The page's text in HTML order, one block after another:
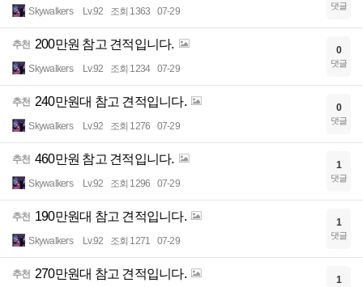
Skywalkers Lv.92 조회 1363 07-29 댓글
추천 200만원 참고 견적입니다.
Skywalkers Lv.92 조회 1234 07-29
0
댓글
추천 240만원대 참고 견적입니다.
Skywalkers Lv.92 조회 1276 07-29
0
댓글
추천 460만원 참고 견적입니다.
Skywalkers Lv.92 조회 1296 07-29
1
댓글
추천 190만원대 참고 견적입니다.
Skywalkers Lv.92 조회 1271 07-29
1
댓글
추천 270만원대 참고 견적입니다. 1